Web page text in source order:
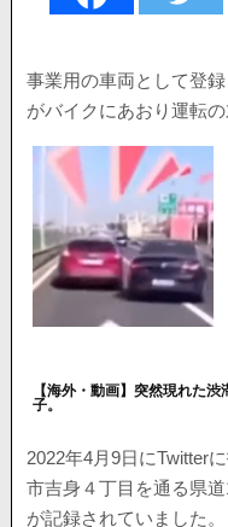
事業用の車両として登
がバイクにあおり運転の
【海外・動画】突然現れた
子。
2022年4月9日にTwitter
市吉身４丁目を通る県
が記録されていました。